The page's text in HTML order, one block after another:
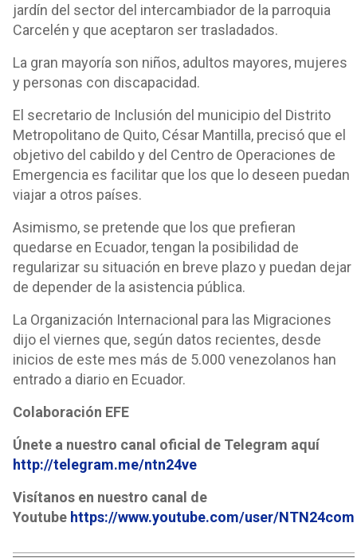
jardín del sector del intercambiador de la parroquia
Carcelén y que aceptaron ser trasladados.
La gran mayoría son niños, adultos mayores, mujeres
y personas con discapacidad.
El secretario de Inclusión del municipio del Distrito
Metropolitano de Quito, César Mantilla, precisó que el
objetivo del cabildo y del Centro de Operaciones de
Emergencia es facilitar que los que lo deseen puedan
viajar a otros países.
Asimismo, se pretende que los que prefieran
quedarse en Ecuador, tengan la posibilidad de
regularizar su situación en breve plazo y puedan dejar
de depender de la asistencia pública.
La Organización Internacional para las Migraciones
dijo el viernes que, según datos recientes, desde
inicios de este mes más de 5.000 venezolanos han
entrado a diario en Ecuador.
Colaboración EFE
Únete a nuestro canal oficial de Telegram aquí
http://telegram.me/ntn24ve
Visítanos en nuestro canal de
Youtube https://www.youtube.com/user/NTN24com